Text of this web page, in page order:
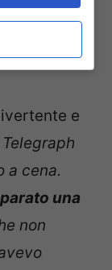
sul
e
Telegraph
a cena.
una
non